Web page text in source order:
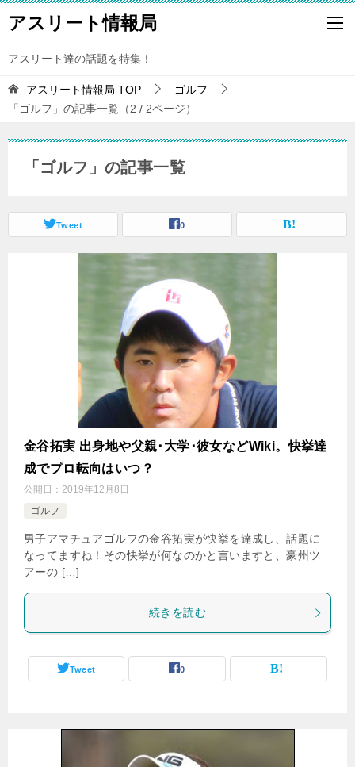
アスリート情報局
アスリート達の話題を特集！
アスリート情報局 TOP
ゴルフ
「ゴルフ」の記事一覧（2 / 2ページ）
「ゴルフ」の記事一覧
Tweet 0
金谷拓実 出身地や父親･大学･彼女などWiki。快挙達
成でプロ転向はいつ？
公開日： 2019年12月8日
ゴルフ
男子アマチュアゴルフの金谷拓実が快挙を達成し、話題に
なってますね！その快挙が何なのかと言いますと、豪州ツ
アーの […]
続きを読む
Tweet 0